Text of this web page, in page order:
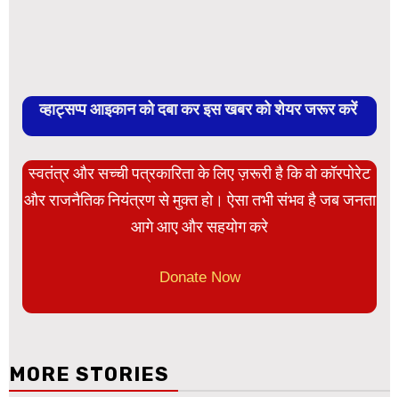
व्हाट्सप्प आइकान को दबा कर इस खबर को शेयर जरूर करें
स्वतंत्र और सच्ची पत्रकारिता के लिए ज़रूरी है कि वो कॉरपोरेट
और राजनैतिक नियंत्रण से मुक्त हो। ऐसा तभी संभव है जब जनता
आगे आए और सहयोग करे
Donate Now
MORE STORIES